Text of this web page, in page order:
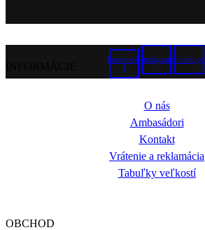
Facebook-
f
InstagramEnvelope
O nás
Ambasádori
Kontakt
Vrátenie a reklamácia
Tabuľky veľkostí
OBCHOD